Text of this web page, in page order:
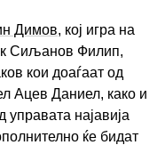
Димов, кој игра на
Сиљанов Филип,
кои доаѓаат од
Ацев Даниел, како и
управата најавија
ќе бидат